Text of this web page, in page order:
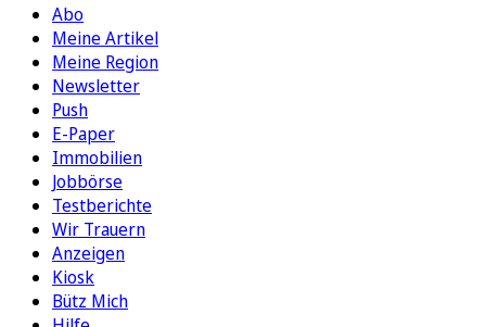
Abo
Meine Artikel
Meine Region
Newsletter
Push
E-Paper
Immobilien
Jobbörse
Testberichte
Wir Trauern
Anzeigen
Kiosk
Bütz Mich